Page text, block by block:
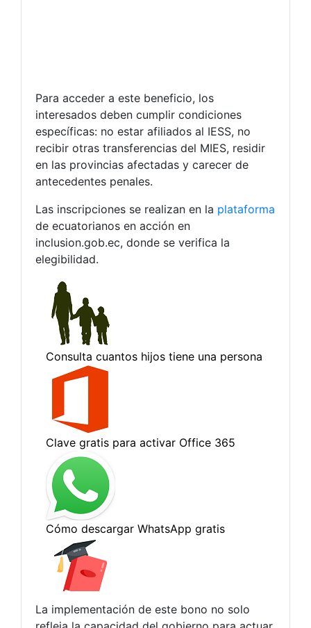
Para acceder a este beneficio, los
interesados deben cumplir condiciones
específicas: no estar afiliados al IESS, no
recibir otras transferencias del MIES, residir
en las provincias afectadas y carecer de
antecedentes penales.
Las inscripciones se realizan en la plataforma
de ecuatorianos en acción en
inclusion.gob.ec, donde se verifica la
elegibilidad.
La implementación de este bono no solo